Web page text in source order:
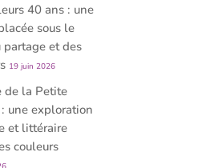
40 ans : une
sous le
partage et des
19 juin 2026
de la Petite
une exploration
et littéraire
couleurs